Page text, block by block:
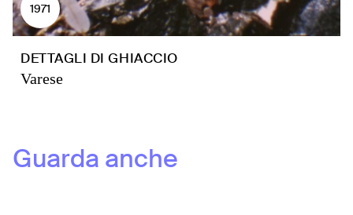
1971
DETTAGLI DI GHIACCIO
Varese
Guarda anche